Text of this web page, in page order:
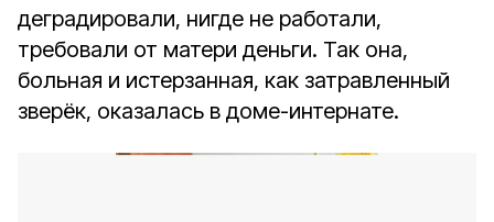
деградировали, нигде не работали,
требовали от матери деньги. Так она,
больная и истерзанная, как затравленный
зверёк, оказалась в доме-интернате.